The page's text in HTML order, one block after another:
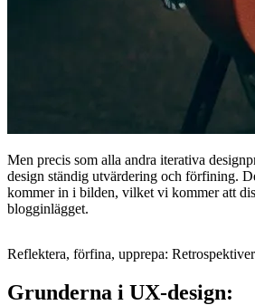
Men precis som alla andra iterativa
design ständig utvärdering och förfining.
kommer in i bilden, vilket vi kommer att
blogginlägget.
Reflektera, förfina, upprepa:
Grunderna i UX-design: